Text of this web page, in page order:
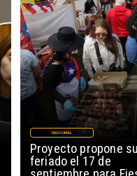
Proyecto propone
feriado el 17 de
NACIONAL